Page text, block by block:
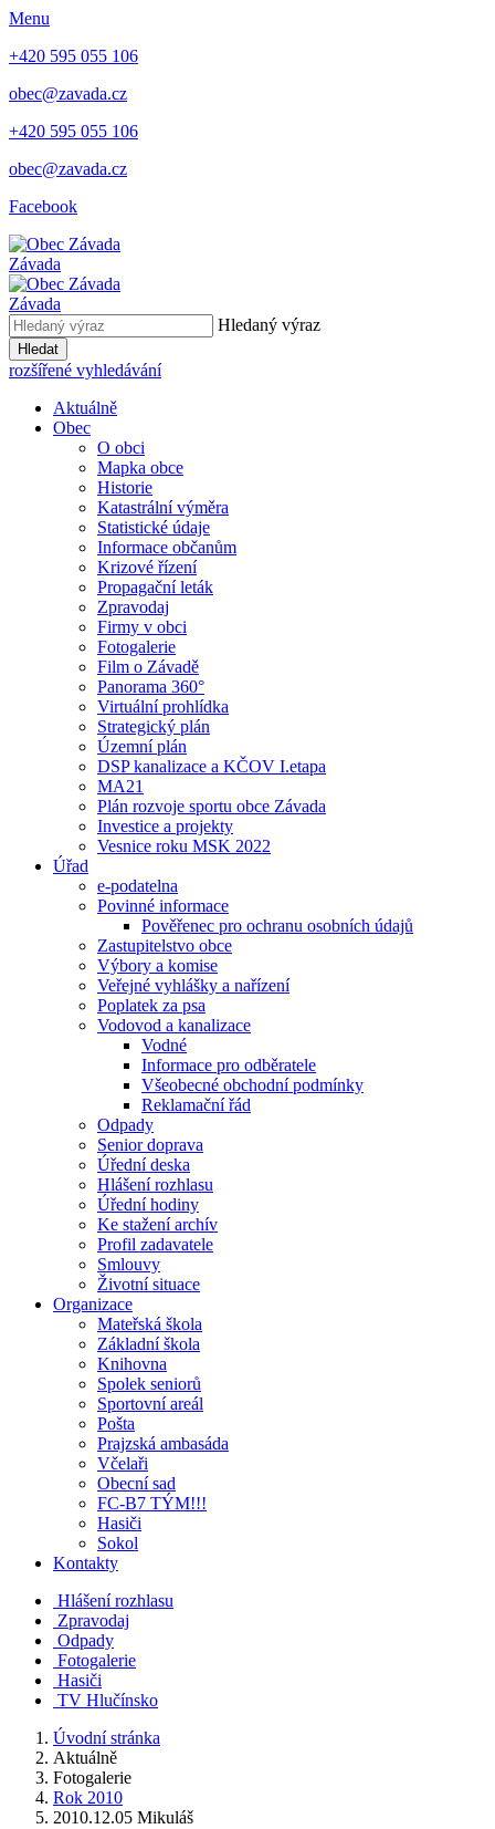
Menu
+420 595 055 106
obec@zavada.cz
+420 595 055 106
obec@zavada.cz
Facebook
Závada
Závada
Hledaný výraz
Hledat
rozšířené vyhledávání
Aktuálně
Obec
O obci
Mapka obce
Historie
Katastrální výměra
Statistické údaje
Informace občanům
Krizové řízení
Propagační leták
Zpravodaj
Firmy v obci
Fotogalerie
Film o Závadě
Panorama 360°
Virtuální prohlídka
Strategický plán
Územní plán
DSP kanalizace a KČOV I.etapa
MA21
Plán rozvoje sportu obce Závada
Investice a projekty
Vesnice roku MSK 2022
Úřad
e-podatelna
Povinné informace
Pověřenec pro ochranu osobních údajů
Zastupitelstvo obce
Výbory a komise
Veřejné vyhlášky a nařízení
Poplatek za psa
Vodovod a kanalizace
Vodné
Informace pro odběratele
Všeobecné obchodní podmínky
Reklamační řád
Odpady
Senior doprava
Úřední deska
Hlášení rozhlasu
Úřední hodiny
Ke stažení archív
Profil zadavatele
Smlouvy
Životní situace
Organizace
Mateřská škola
Základní škola
Knihovna
Spolek seniorů
Sportovní areál
Pošta
Prajzská ambasáda
Včelaři
Obecní sad
FC-B7 TÝM!!!
Hasiči
Sokol
Kontakty
Hlášení rozhlasu
Zpravodaj
Odpady
Fotogalerie
Hasiči
TV Hlučínsko
Úvodní stránka
Aktuálně
Fotogalerie
Rok 2010
2010.12.05 Mikuláš